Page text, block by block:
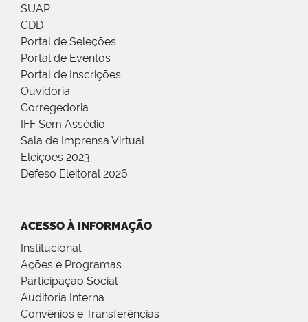
SUAP
CDD
Portal de Seleções
Portal de Eventos
Portal de Inscrições
Ouvidoria
Corregedoria
IFF Sem Assédio
Sala de Imprensa Virtual
Eleições 2023
Defeso Eleitoral 2026
ACESSO À INFORMAÇÃO
Institucional
Ações e Programas
Participação Social
Auditoria Interna
Convênios e Transferências